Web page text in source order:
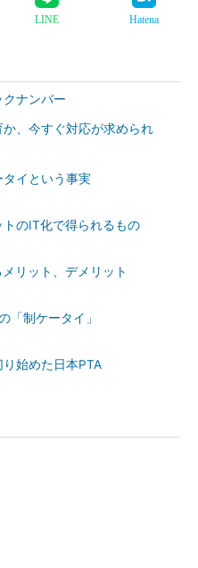
LINE Hatena
ナンバー
、今すぐ対応が求められ
イという事実
のIT化で得られるもの
リット、デメリット
「制ケータイ」
始めた日本PTA